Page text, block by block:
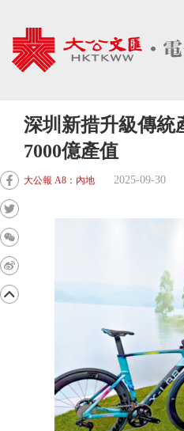
深圳新措升級傳統
7000億產值
大公報 A8：內地 2025-09-30